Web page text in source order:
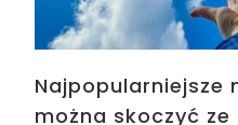
Najpopularniejsze
można skoczyć